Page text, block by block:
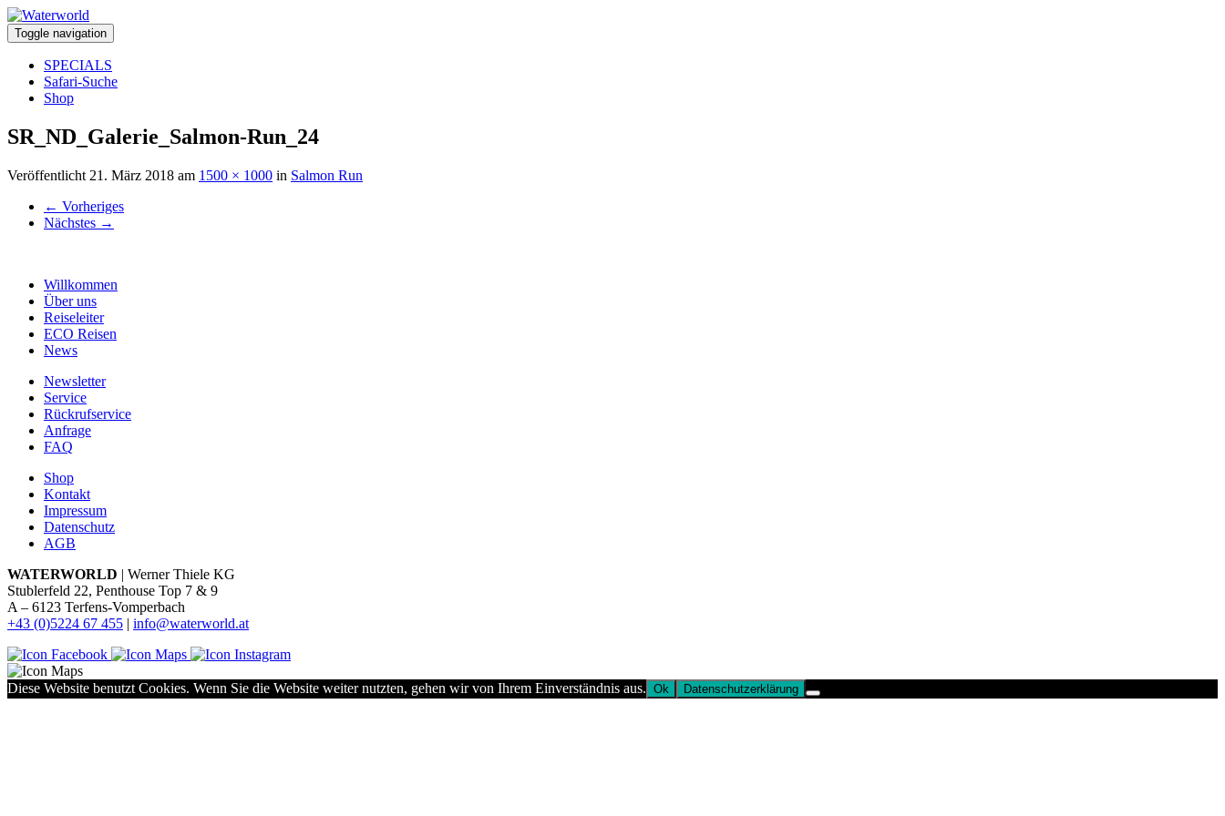
Toggle navigation
SPECIALS
Safari-Suche
Shop
SR_ND_Galerie_Salmon-Run_24
Veröffentlicht 21. März 2018 am 1500 × 1000 in Salmon Run
← Vorheriges
Nächstes →
Willkommen
Über uns
Reiseleiter
ECO Reisen
News
Newsletter
Service
Rückrufservice
Anfrage
FAQ
Shop
Kontakt
Impressum
Datenschutz
AGB
WATERWORLD | Werner Thiele KG
Stublerfeld 22, Penthouse Top 7 & 9
A – 6123 Terfens-Vomperbach
+43 (0)5224 67 455 | info@waterworld.at
Diese Website benutzt Cookies. Wenn Sie die Website weiter nutzten, gehen wir von Ihrem Einverständnis aus. Ok Datenschutzerklärung